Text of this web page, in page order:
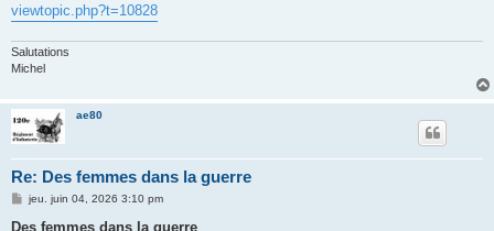
viewtopic.php?t=10828
Salutations
Michel
ae80
Re: Des femmes dans la guerre
M
s
jeu. juin 04, 2026 3:10 pm
Des femmes dans la guerre